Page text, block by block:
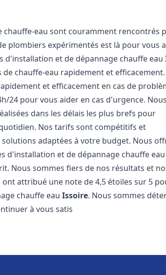
chauffe-eau sont couramment rencontrés
plombiers expérimentés est là pour vous
d'installation et de dépannage chauffe eau
chauffe-eau rapidement et
et efficacement en cas de
24 pour vous aider en cas d'urgence.
dans les délais les plus brefs pour
Nos tarifs sont compétitifs et
adaptées à votre budget. Nous
d'installation et de dépannage chauffe
Nous sommes fiers de nos résultats et
attribué une note de 4,5 étoiles sur 5
chauffe eauIssoire. Nous sommes
à vous satis